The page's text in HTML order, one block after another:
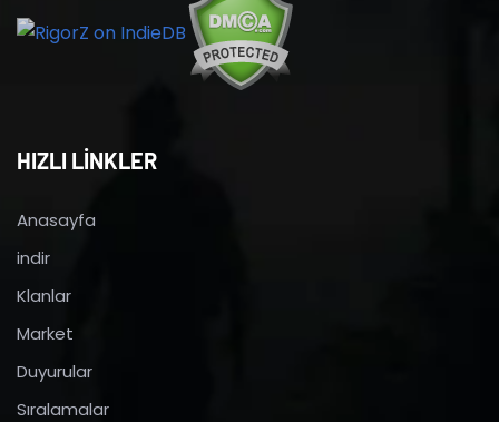
HIZLI LİNKLER
Anasayfa
indir
Klanlar
Market
Duyurular
Sıralamalar